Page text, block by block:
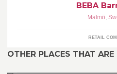
BEBA
Malmö,
RETAIL
OTHER PLACES THAT